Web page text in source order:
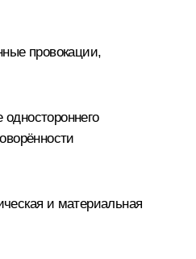
провокации,
и материальная